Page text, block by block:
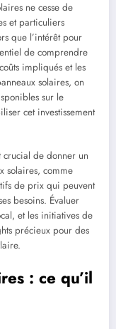
ne cesse de
et particuliers
que l’intérêt pour
de comprendre
impliqués et les
solaires, on
sur le
cet investissement
crucial de donner un
solaires, comme
de prix qui peuvent
besoins. Évaluer
et les initiatives de
précieux pour des
: ce qu’il